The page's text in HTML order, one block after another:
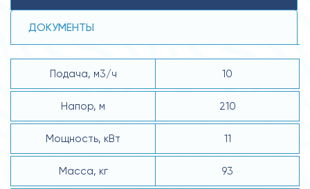
ДОКУМЕНТЫ
Подача, м3/ч 10
Напор, м 210
Мощность, кВт 11
Масса, кг 93